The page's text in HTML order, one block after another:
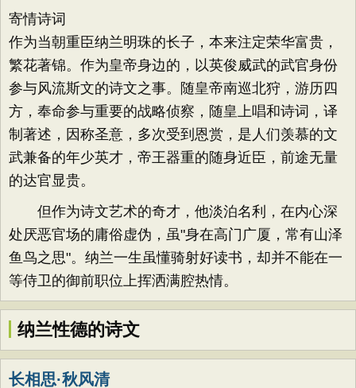
寄情诗词
作为当朝重臣纳兰明珠的长子，本来注定荣华富贵，
繁花著锦。作为皇帝身边的，以英俊威武的武官身份
参与风流斯文的诗文之事。随皇帝南巡北狩，游历四
方，奉命参与重要的战略侦察，随皇上唱和诗词，译
制著述，因称圣意，多次受到恩赏，是人们羡慕的文
武兼备的年少英才，帝王器重的随身近臣，前途无量
的达官显贵。
但作为诗文艺术的奇才，他淡泊名利，在内心深
处厌恶官场的庸俗虚伪，虽"身在高门广厦，常有山泽
鱼鸟之思"。纳兰一生虽懂骑射好读书，却并不能在一
等侍卫的御前职位上挥洒满腔热情。
纳兰性德的诗文
长相思·秋风清